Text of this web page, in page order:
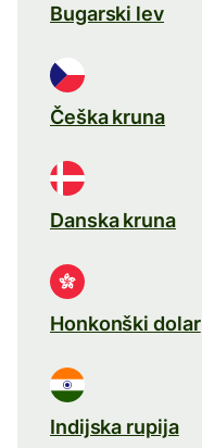
Bugarski lev
Češka kruna
Danska kruna
Honkonški dolar
Indijska rupija